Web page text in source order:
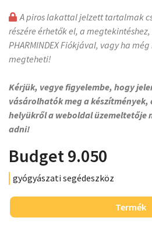
A piros lakattal jelzett tartalmak
részére érhetők el, a
PHARMINDEX Fiókjával, vagy ha
megteheti!
Kérjük, vegye figyelembe, hogy
vásárolhatók meg a készítmények,
helyükről a weboldal üzemeltetője
adni!
Budget 9.050
gyógyászati segédeszköz
Termék